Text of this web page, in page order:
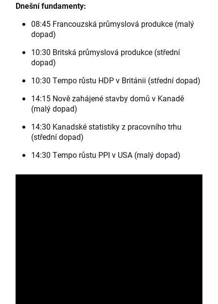
Dnešní fundamenty:
08:45 Francouzská průmyslová produkce (malý
dopad)
10:30 Britská průmyslová produkce (střední
dopad)
10:30 Tempo růstu HDP v Británii (střední dopad)
14:15 Nově zahájené stavby domů v Kanadě
(malý dopad)
14:30 Kanadské statistiky z pracovního trhu
(střední dopad)
14:30 Tempo růstu PPI v USA (malý dopad)